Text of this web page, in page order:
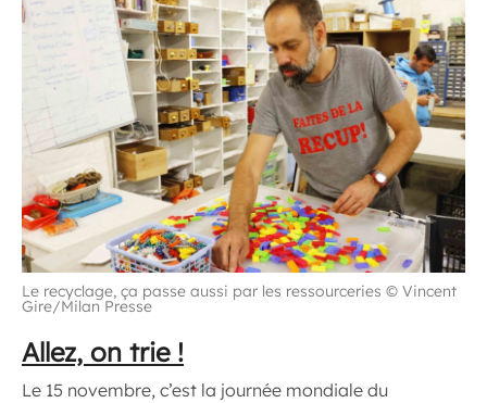
Le recyclage, ça passe aussi par les ressourceries © Vincent
Gire/Milan Presse
Allez, on trie !
Le 15 novembre, c’est la journée mondiale du